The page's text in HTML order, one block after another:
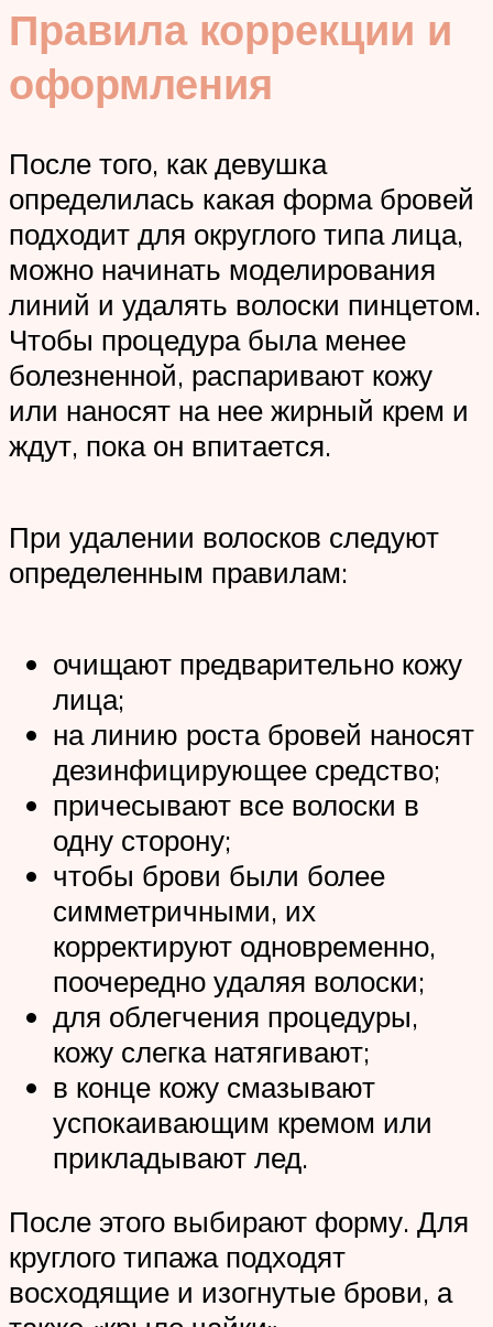
Правила коррекции и
оформления
После того, как девушка
определилась какая форма бровей
подходит для округлого типа лица,
можно начинать моделирования
линий и удалять волоски пинцетом.
Чтобы процедура была менее
болезненной, распаривают кожу
или наносят на нее жирный крем и
ждут, пока он впитается.
При удалении волосков следуют
определенным правилам:
очищают предварительно кожу
лица;
на линию роста бровей наносят
дезинфицирующее средство;
причесывают все волоски в
одну сторону;
чтобы брови были более
симметричными, их
корректируют одновременно,
поочередно удаляя волоски;
для облегчения процедуры,
кожу слегка натягивают;
в конце кожу смазывают
успокаивающим кремом или
прикладывают лед.
После этого выбирают форму. Для
круглого типажа подходят
восходящие и изогнутые брови, а